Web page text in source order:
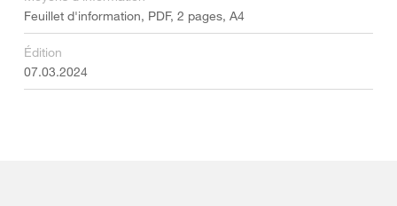
Feuillet d'information, PDF, 2 pages, A4
Édition
07.03.2024